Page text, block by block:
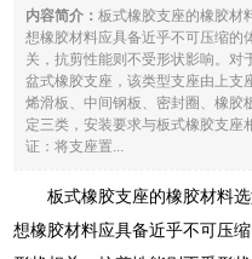
内容简介：板式橡胶支座的橡胶材
想橡胶材料应具备近乎不可压缩的
关，抗剪性能则不受形状影响。对
盆式橡胶支座，该类型支座由上支
烯滑板、中间钢板、密封圈、橡胶
定三类，安装要求与板式橡胶支座
证：将支座置...
板式橡胶支座的橡胶材料
想橡胶材料应具备近乎不可压